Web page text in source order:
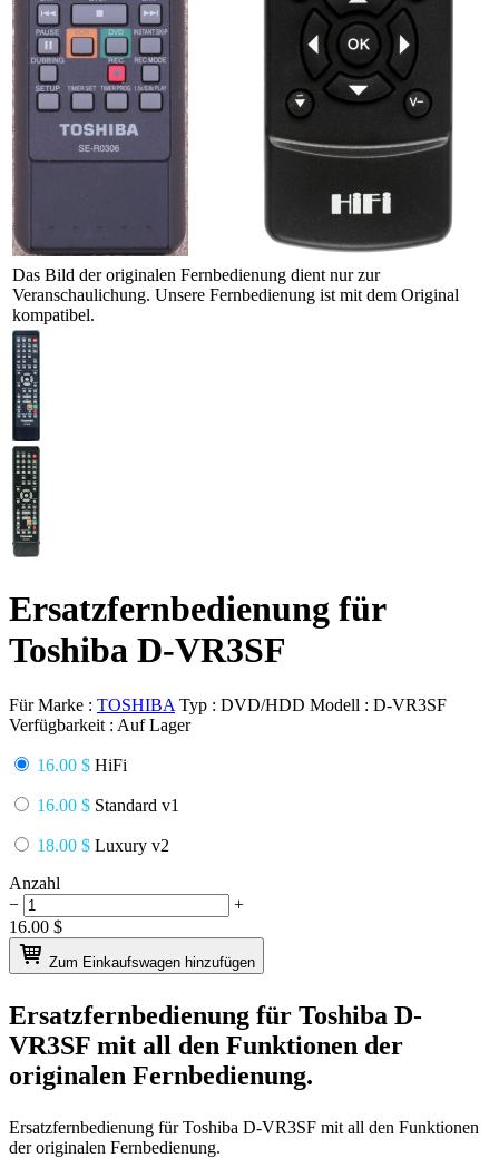
Das Bild der originalen Fernbedienung dient nur zur
Veranschaulichung. Unsere Fernbedienung ist mit dem Original
kompatibel.
Ersatzfernbedienung für
Toshiba D-VR3SF
Für Marke : TOSHIBA Typ : DVD/HDD Modell : D-VR3SF
Verfügbarkeit : Auf Lager
16.00 $ HiFi
16.00 $ Standard v1
18.00 $ Luxury v2
Anzahl
−
+
16.00 $
Zum Einkaufswagen hinzufügen
Ersatzfernbedienung für Toshiba D-
VR3SF mit all den Funktionen der
originalen Fernbedienung.
Ersatzfernbedienung fürToshiba D-VR3SF mit all den Funktionen
der originalen Fernbedienung.